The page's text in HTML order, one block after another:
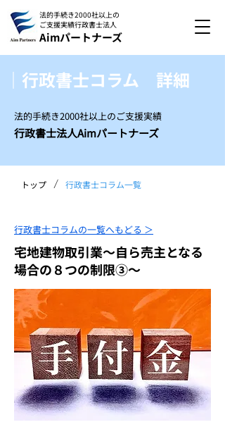
法的手続き2000社以上の
ご支援実績行政書士法人
Aimパートナーズ
｜行政書士コラム 詳細
法的手続き2000社以上のご支援実績
行政書士法人Aimパートナーズ
トップ / 行政書士コラム一覧
行政書士コラムの一覧へもどる ＞
宅地建物取引業～自ら売主となる
場合の８つの制限③～